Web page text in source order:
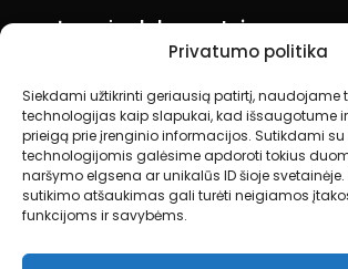
Privatumo politika
Siekdami užtikrinti geriausią patirtį, naudojame
technologijas kaip slapukai, kad išsaugotume
prieigą prie įrenginio informacijos. Sutikdami su
technologijomis galėsime apdoroti tokius
naršymo elgsena ar unikalūs ID šioje
sutikimo atšaukimas gali turėti neigiamos
funkcijoms ir savybėms.
Įmonės dokumentai
Visuotiniai akcininkų susirinkimai
Kiti dokumentai
Kontaktai